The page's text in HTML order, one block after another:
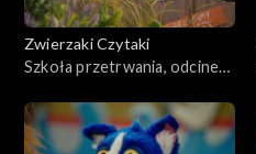
Zwierzaki Czytaki
Szkoła przetrwania, odcinek